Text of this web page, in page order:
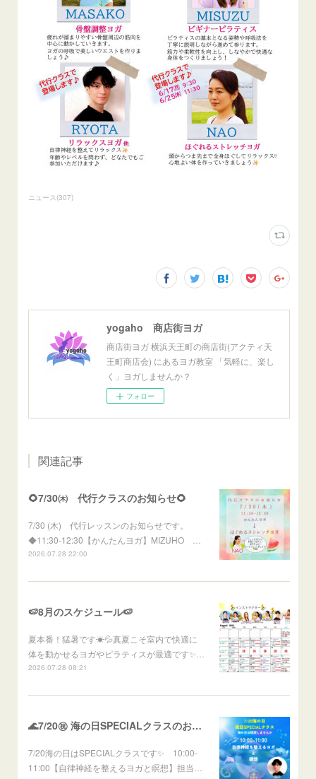
ニュース (307)
yogaho 商店街ヨガ
商店街ヨガ 横浜天王町の商店街(アクティ天
王町商店会) にあるヨガ教室 「気軽に、楽し
く」ヨガしませんか？
フォロー
関連記事
🌻7/30㈭ 代行クラスのお知らせ🌻
7/30 (木) 代行レッスンのお知らせです。
◆11:30-12:30【かんたんヨガ】MIZUHO …
2026.07.28 22:00
🍉8月のスケジュール🍉
夏本番！猛暑です☀💦真夏こそ室内で快適に
体を動かせるヨガやピラティスが最適です✨…
2026.07.28 08:21
🌊7/20㊗ 海の日SPECIALクラスのお知らせ🌊
7/20海の日はSPECIALクラスです✨ 10:00-
11:00【自律神経を整えるヨガと瞑想】担当…